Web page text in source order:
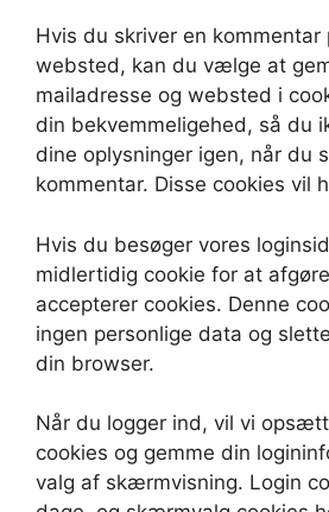
Hvis du skriver en kommentar
websted, kan du vælge at
mailadresse og websted i
din bekvemmeligehed, så du
dine oplysninger igen, når du
kommentar. Disse cookies vil
Hvis du besøger vores
midlertidig cookie for at
accepterer cookies. Denne
ingen personlige data og
din browser.
Når du logger ind, vil vi
cookies og gemme din
valg af skærmvisning. Login